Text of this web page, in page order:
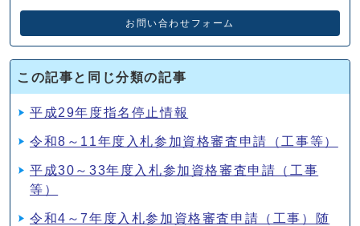
お問い合わせフォーム
この記事と同じ分類の記事
平成29年度指名停止情報
令和8～11年度入札参加資格審査申請（工事等）
平成30～33年度入札参加資格審査申請（工事
等）
令和4～7年度入札参加資格審査申請（工事）随